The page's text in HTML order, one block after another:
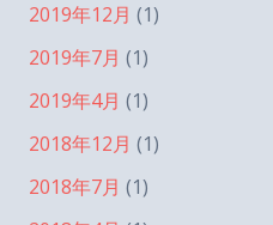
2019年12月 (1)
2019年7月 (1)
2019年4月 (1)
2018年12月 (1)
2018年7月 (1)